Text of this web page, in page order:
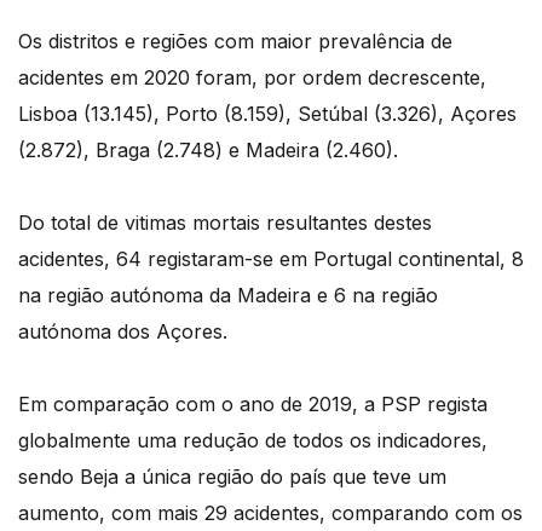
Os distritos e regiões com maior prevalência de
acidentes em 2020 foram, por ordem decrescente,
Lisboa (13.145), Porto (8.159), Setúbal (3.326), Açores
(2.872), Braga (2.748) e Madeira (2.460).
Do total de vitimas mortais resultantes destes
acidentes, 64 registaram-se em Portugal continental, 8
na região autónoma da Madeira e 6 na região
autónoma dos Açores.
Em comparação com o ano de 2019, a PSP regista
globalmente uma redução de todos os indicadores,
sendo Beja a única região do país que teve um
aumento, com mais 29 acidentes, comparando com os